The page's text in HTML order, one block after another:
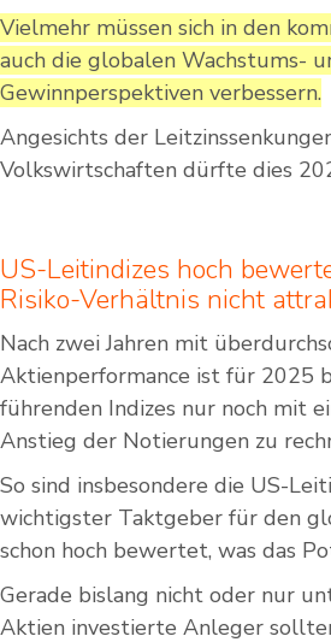
Vielmehr müssen sich in den
auch die globalen Wachstums-
Gewinnperspektiven verbessern.
Angesichts der
Volkswirtschaften dürfte dies
US-Leitindizes hoch
Risiko-Verhältnis nicht
Nach zwei Jahren mit
Aktienperformance ist für 2025
führenden Indizes nur noch mit
Anstieg der Notierungen zu
So sind insbesondere die US-
wichtigster Taktgeber für den
schon hoch bewertet, was das
Gerade bislang nicht oder nur
Aktien investierte Anleger